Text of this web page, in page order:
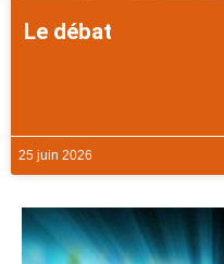
Le débat
25 juin 2026